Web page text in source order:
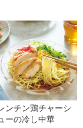
ンチン鶏チャーシ
ーの冷し中華